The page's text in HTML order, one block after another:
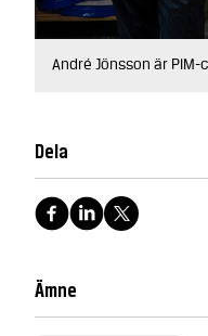
Dela
Ämne
André Jönsson är